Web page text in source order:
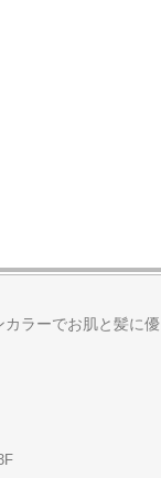
ラーでお肌と髪に優